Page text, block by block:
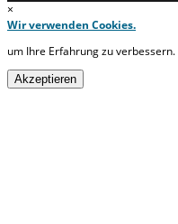
×
Wir verwenden Cookies.
um Ihre Erfahrung zu verbessern.
Akzeptieren